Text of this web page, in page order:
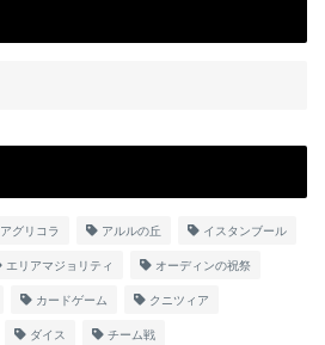
アグリコラ アルルの丘 イスタンブール
エリアマジョリティ オーディンの祝祭
カードゲーム クニツィア
ダイス チーム戦